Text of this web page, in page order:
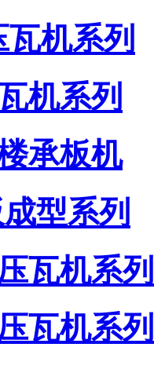
机系列
机系列
承板机
型系列
瓦机系列
瓦机系列